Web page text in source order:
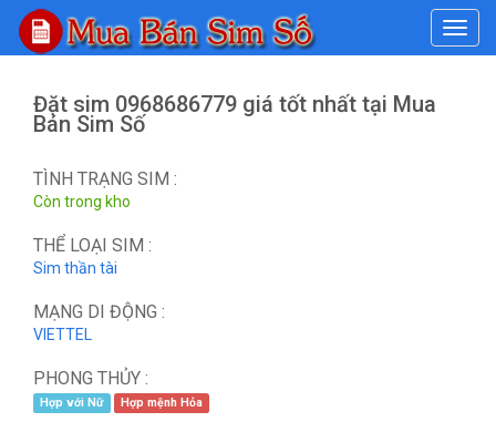
#
Đặt sim 0968686779 giá tốt nhất tại Mua
Bán Sim Số
TÌNH TRẠNG SIM :
Còn trong kho
THỂ LOẠI SIM :
Sim thần tài
MẠNG DI ĐỘNG :
VIETTEL
PHONG THỦY :
Hợp với Nữ Hợp mệnh Hỏa